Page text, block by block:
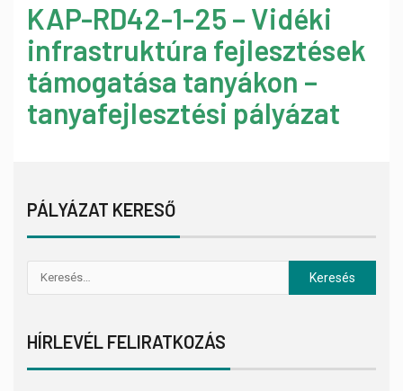
KAP-RD42-1-25 – Vidéki
infrastruktúra fejlesztések
támogatása tanyákon –
tanyafejlesztési pályázat
PÁLYÁZAT KERESŐ
HÍRLEVÉL FELIRATKOZÁS